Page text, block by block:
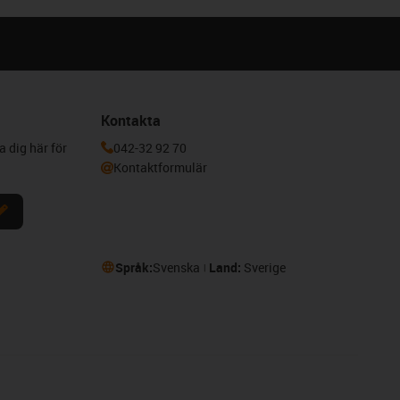
dig här för
Kontakta
042-32 92 70
Kontaktformulär
Språk:Svenska Land: Sverige